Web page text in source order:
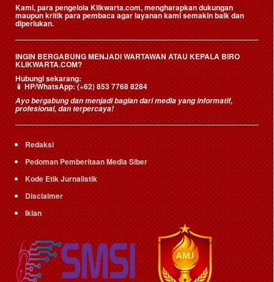
Kami, para pengelola Klikwarta.com, mengharapkan dukungan
maupun kritik para pembaca agar layanan kami semakin baik dan
diperlukan.
INGIN BERGABUNG MENJADI WARTAWAN ATAU KEPALA BIRO
KLIKWARTA.COM?
Hubungi sekarang:
📱HP/WhatsApp:(+62) 853 7768 8284
Ayo bergabung dan menjadi bagian dari media yang informatif,
profesional, dan terpercaya!
Redaksi
Pedoman Pemberitaan Media Siber
Kode Etik Jurnalistik
Disclaimer
Iklan